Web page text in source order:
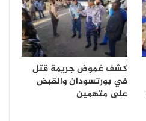
كشف غموض جريمة قتل
في بورتسودان والقبض
على متهمين